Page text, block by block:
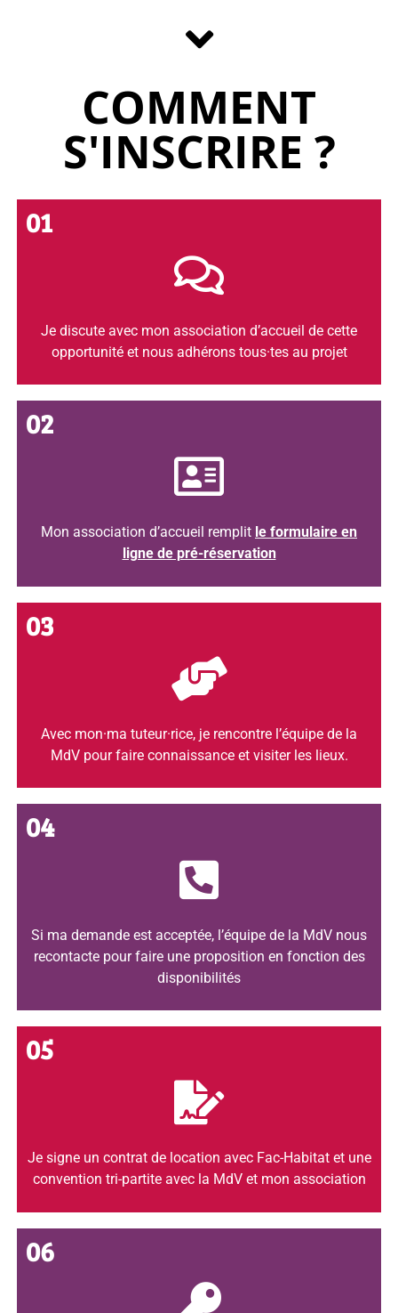
COMMENT
S'INSCRIRE ?
01
Je discute avec mon association d’accueil de cette
opportunité et nous adhérons tous·tes au projet
02
Mon association d’accueil remplit le formulaire en
ligne de pré-réservation
03
Avec mon·ma tuteur·rice, je rencontre l’équipe de la
MdV pour faire connaissance et visiter les lieux.
04
Si ma demande est acceptée, l’équipe de la MdV nous
recontacte pour faire une proposition en fonction des
disponibilités
05
Je signe un contrat de location avec Fac-Habitat et une
convention tri-partite avec la MdV et mon association
06